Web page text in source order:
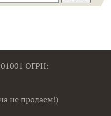
ОГРН:
не продаем!)